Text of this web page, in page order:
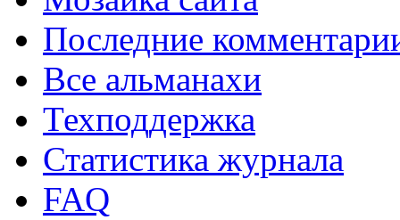
Последние
Все альманахи
Техподдержка
Статистика журнала
FAQ